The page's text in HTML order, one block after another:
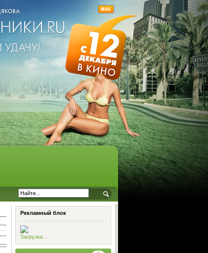
Рекламный блок
Загрузка...